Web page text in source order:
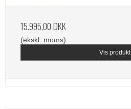
15.995,00 DKK
(ekskl. moms)
Vis produkt